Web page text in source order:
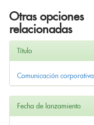
Otras opciones
relacionadas
Título
Comunicación corporativa
Fecha de lanzamiento